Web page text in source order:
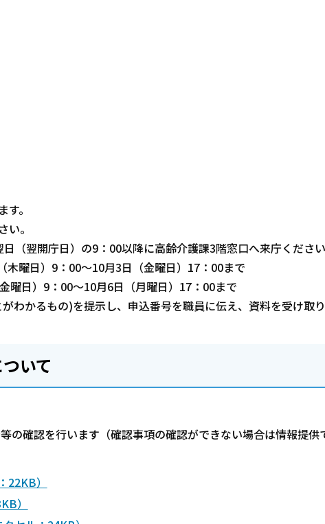
。
。
（翌開庁日）の9：00以降に高齢介護課3階窓口へ来庁ください
曜日）9：00～10月3日（金曜日）17：00まで
日）9：00～10月6日（月曜日）17：00まで
わかるもの)を提示し、申込番号を職員に伝え、資料を受け取り
いて
の確認を行います（確認事項の確認ができない場合は情報提供
）
）